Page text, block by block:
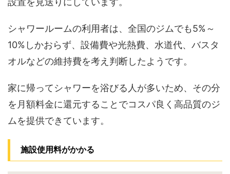
シャワールームの利用者は、全国のジムでも5%～
10%しかおらず、設備費や光熱費、水道代、バスタ
オルなどの維持費を考え判断したようです。
家に帰ってシャワーを浴びる人が多いため、その分
を月額料金に還元することでコスパ良く高品質のジ
ムを提供できています。
施設使用料がかかる